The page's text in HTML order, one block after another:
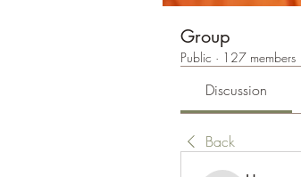
Group
Public · 127 members
Discussion
Back